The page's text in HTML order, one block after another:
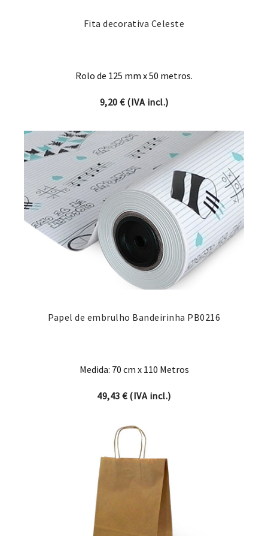
Fita decorativa Celeste
Rolo de 125 mm x 50 metros.
9,20 €(IVA incl.)
Papel de embrulho Bandeirinha PB0216
Medida: 70 cm x 110 Metros
49,43€(IVA incl.)